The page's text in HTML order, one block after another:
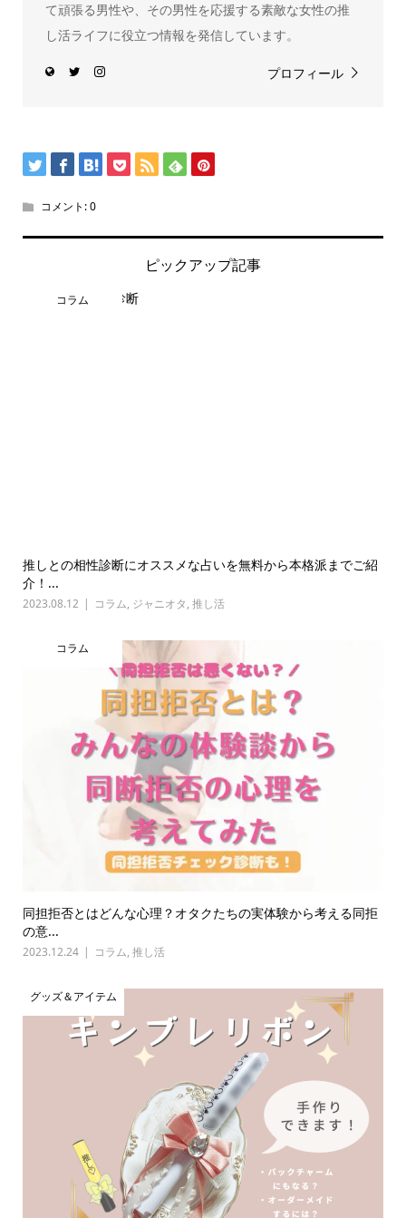
て頑張る男性や、その男性を応援する素敵な女性の推
し活ライフに役立つ情報を発信しています。
プロフィール
コメント:0
ピックアップ記事
コラム
推しとの相性診断にオススメな占いを無料から本格派までご紹
介！...
2023.08.12 コラム, ジャニオタ, 推し活
コラム
同担拒否とはどんな心理？オタクたちの実体験から考える同拒
の意...
2023.12.24 コラム, 推し活
グッズ＆アイテム